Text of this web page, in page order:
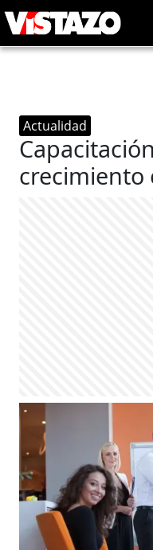
Actualidad
crecimiento